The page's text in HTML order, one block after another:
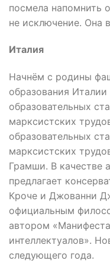
посмела напомнить
не исключение. Она
Италия
Начнём с родины
образования Италии
образовательных
марксистских
образовательных
марксистских
Грамши. В качестве
предлагает
Кроче и Джованни
официальным
автором
интеллектуалов».
следующего года.